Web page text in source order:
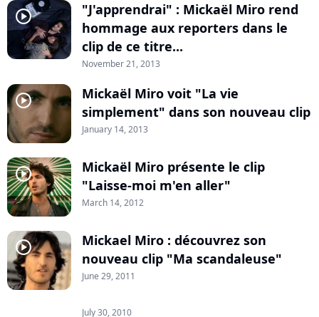
player2
"J'apprendrai" : Mickaël Miro rend
hommage aux reporters dans le
clip de ce titre...
November 21, 2013
player2
Mickaël Miro voit "La vie
simplement" dans son nouveau clip
January 14, 2013
player2
Mickaël Miro présente le clip
"Laisse-moi m'en aller"
March 14, 2012
player2
Mickael Miro : découvrez son
nouveau clip "Ma scandaleuse"
June 29, 2011
July 30, 2010